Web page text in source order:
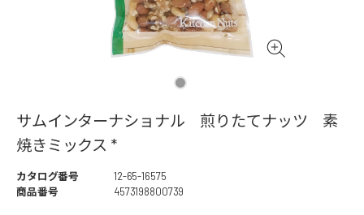
サムインターナショナル 煎りたてナッツ 素
焼きミックス *
カタログ番号
12-65-16575
商品番号
4573198800739